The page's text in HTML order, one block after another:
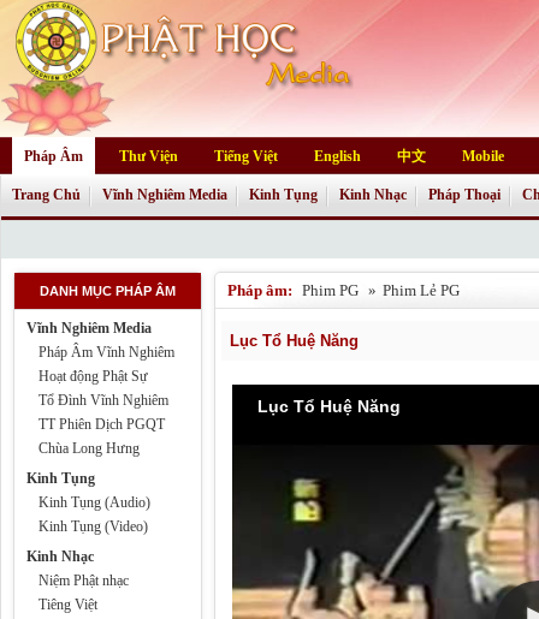
Pháp Âm Thư Viện Tiếng Việt English 中文 Mobile
Trang Chủ Vĩnh Nghiêm Media Kinh Tụng Kinh Nhạc Pháp Thoại
DANH MỤC PHÁP ÂM
Vĩnh Nghiêm Media
Pháp Âm Vĩnh Nghiêm
Hoạt động Phật Sự
Tổ Đình Vĩnh Nghiêm
TT Phiên Dịch PGQT
Chùa Long Hưng
Kinh Tụng
Kinh Tụng (Audio)
Kinh Tụng (Video)
Kinh Nhạc
Niệm Phật nhạc
Tiêng Việt
Pháp âm: Phim PG » Phim Lẻ PG
Lục Tổ Huệ Năng
Lục Tổ Huệ Năng